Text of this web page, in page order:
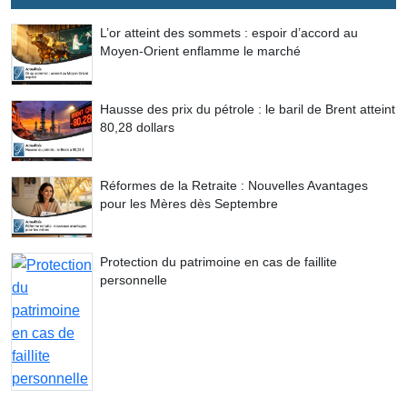
L’or atteint des sommets : espoir d’accord au
Moyen-Orient enflamme le marché
Hausse des prix du pétrole : le baril de Brent atteint
80,28 dollars
Réformes de la Retraite : Nouvelles Avantages
pour les Mères dès Septembre
Protection du patrimoine en cas de faillite
personnelle